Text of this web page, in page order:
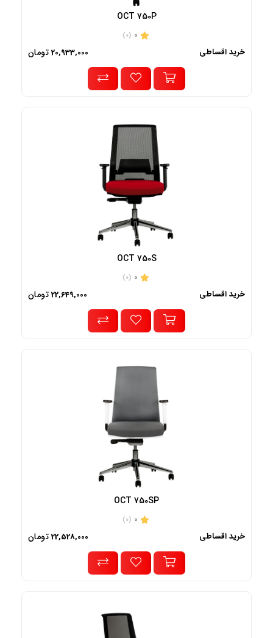
OCT 750P
(0)
خرید اقساطی 20,933,000تومان
OCT 750S
(0)
خرید اقساطی 22,649,000تومان
OCT 750SP
(0)
خرید اقساطی 22,528,000تومان